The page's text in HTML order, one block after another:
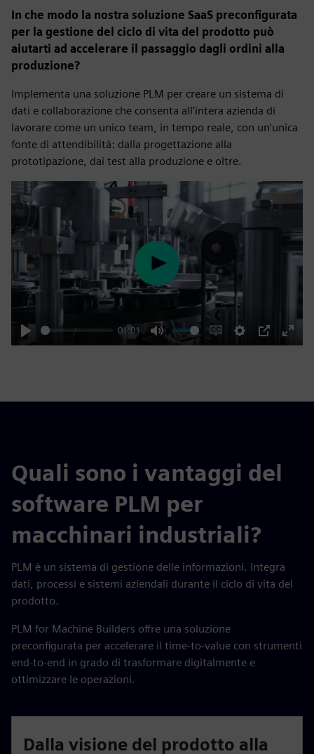
In che modo la nostra soluzione SaaS preconfigurata
per la gestione del ciclo di vita del prodotto può
aiutarti ad accelerare il passaggio dagli ordini alla
produzione?
Implementa una soluzione PLM per creare un sistema di
dati e collaborazione che consenta all'intera azienda di
lavorare come un unico team, in tempo reale, con un'unica
fonte di attendibilità: dalla progettazione alla
prototipazione, dai test alla produzione e oltre.
Play
01:01
Mute
EnableSettings
PIP
Enter
Play
Quali sono i vantaggi del
software PLM per
macchinari industriali?
PLM è un sistema di gestione delle informazioni. Integra
dati, processi e sistemi aziendali durante il ciclo di vita del
prodotto.
PLM for Machine Builders offre una soluzione
preconfigurata per accelerare il time-to-value con strumenti
end-to-end in grado di trasformare digitalmente e
ottimizzare le operazioni.
Dalla visione del prodotto alla